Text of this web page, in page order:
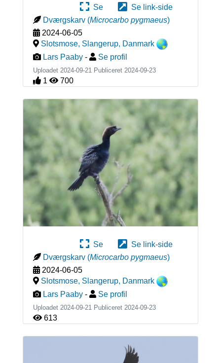
Se
Se link-side
Dværgskarv (Microcarbo pygmaeus)
2024-06-05
Slotsmose, Slangerup, Danmark
Lars Paaby - Se profil
Uploadet 2024-09-21 Publiceret 2024-09-23
1 700
Se
Se link-side
Dværgskarv (Microcarbo pygmaeus)
2024-06-05
Slotsmose, Slangerup, Danmark
Lars Paaby - Se profil
Uploadet 2024-09-21 Publiceret 2024-09-23
613